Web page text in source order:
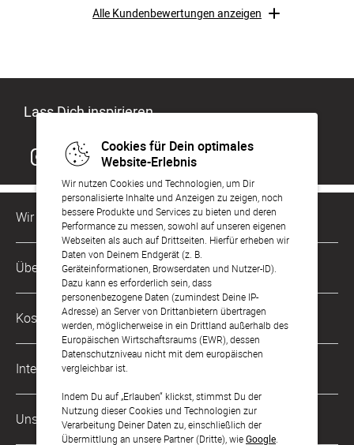
Cookies für Dein optimales
Website-Erlebnis
Wir nutzen Cookies und Technologien, um Dir
personalisierte Inhalte und Anzeigen zu zeigen, noch
bessere Produkte und Services zu bieten und deren
Performance zu messen, sowohl auf unseren eigenen
Webseiten als auch auf Drittseiten. Hierfür erheben wir
Daten von Deinem Endgerät (z. B.
Geräteinformationen, Browserdaten und Nutzer-ID).
Dazu kann es erforderlich sein, dass
personenbezogene Daten (zumindest Deine IP-
Adresse) an Server von Drittanbietern übertragen
werden, möglicherweise in ein Drittland außerhalb des
Europäischen Wirtschaftsraums (EWR), dessen
Datenschutzniveau nicht mit dem europäischen
vergleichbar ist.
Indem Du auf „Erlauben“ klickst, stimmst Du der
Nutzung dieser Cookies und Technologien zur
Verarbeitung Deiner Daten zu, einschließlich der
Übermittlung an unsere Partner (Dritte), wieGoogle
Alle Kundenbewertungen anzeigen
Lass Dich inspirieren
Wir sind für Dich da
Kundenservice-Hotline
0049 221 956 725 10
Mo. - Fr. von 9 bis 17 Uhr
kontakt@sendmoments.ch
Über Uns
Philosophie
Karriere
Impressum
AGB & Widerrufsrecht
Zahlung & Versand
Kostenlose Services
Musterkarten
Digitale Gästelisten
FAQ & Hilfe
International
Deutschland
Österreich
Unsere Zahlungsarten